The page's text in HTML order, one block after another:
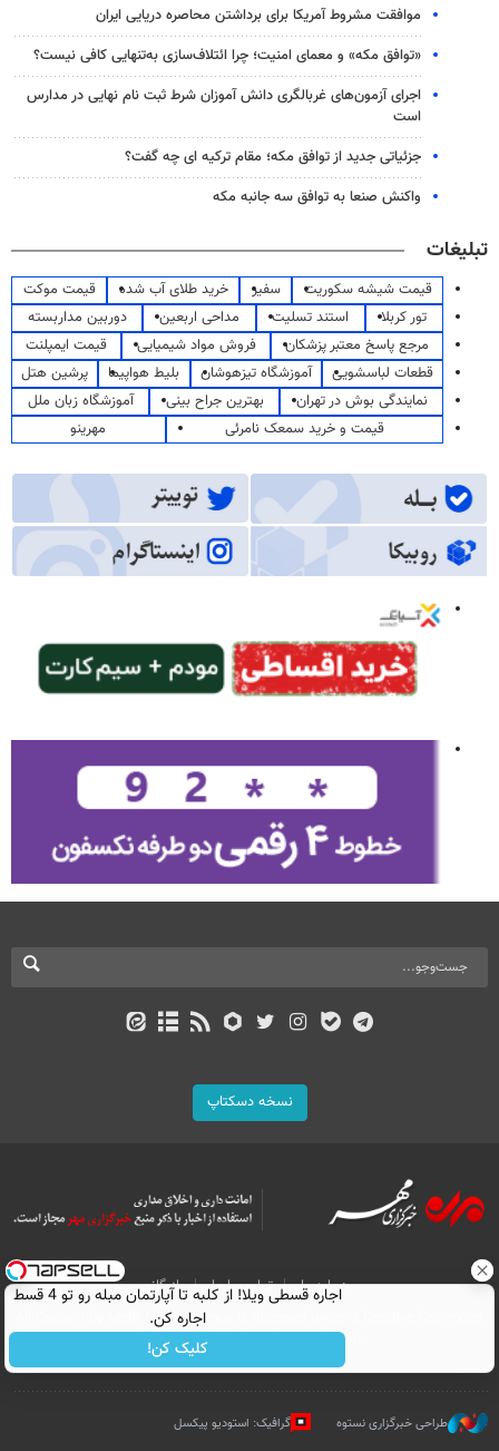
موافقت مشروط آمریکا برای برداشتن محاصره دریایی ایران
«توافق مکه» و معمای امنیت؛ چرا ائتلاف‌سازی به‌تنهایی کافی نیست؟
اجرای آزمون‌های غربالگری دانش آموزان شرط ثبت نام نهایی در مدارس
است
جزئیاتی جدید از توافق مکه؛ مقام ترکیه ای چه گفت؟
واکنش صنعا به توافق سه جانبه مکه
تبلیغات
قیمت شیشه سکوریت سفیر خرید طلای آب شده
قیمت موکت
تور کربلا
استند تسلیت مداحی اربعین
دوربین مداربسته
مرجع پاسخ معتبر پزشکان
فروش مواد شیمیایی
قیمت ایمپلنت
قطعات لباسشویی
آموزشگاه تیزهوشان بلیط هواپیما
پرشین هتل
نمایندگی بوش در تهران
بهترین جراح بینی
آموزشگاه زبان ملل
قیمت و خرید سمعک نامرئی
مهرینو
نسخه دسکتاپ
درباره ما تماس با ما
بازرگانی
All Content by Mehr News Agency is licensed under a Creative Commons
Attribution 4.0 International License.
طراحی خبرگزاری نستوه گرافیک: استودیو پیکسل
اجاره‌ قسطی ویلا! از کلبه تا آپارتمان مبله رو تو 4 قسط
اجاره کن.
کلیک کن!